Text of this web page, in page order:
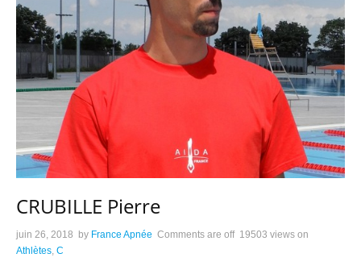
CRUBILLE Pierre
juin 26, 2018 by France Apnée Comments are off 19503 views on
Athlètes, C